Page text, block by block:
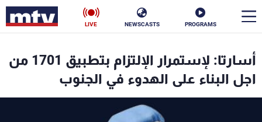
PROGRAMS
NEWSCASTS
LIVE
أسارتا: لإستمرار الإلتزام بتطبيق 1701 من
اجل البناء على الهدوء في الجنوب
en
الأخبار